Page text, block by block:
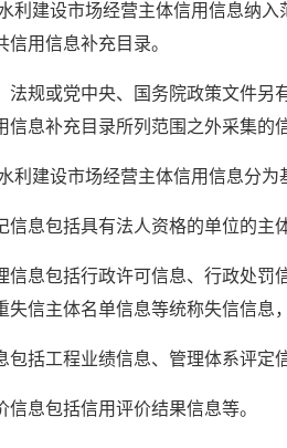
利建设市场经营主体信用信息纳
信用信息补充目录。
法规或党中央、国务院政策文件
信息补充目录所列范围之外采集的
利建设市场经营主体信用信息分
信息包括具有法人资格的单位的主
信息包括行政许可信息、行政处罚
失信主体名单信息等统称失信信
包括工程业绩信息、管理体系评定
信息包括信用评价结果信息等。